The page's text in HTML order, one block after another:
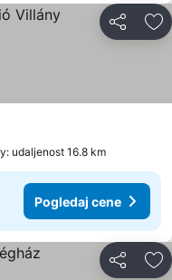
Deli
udaljenost 16.8 km
Pogledaj cene
Deli